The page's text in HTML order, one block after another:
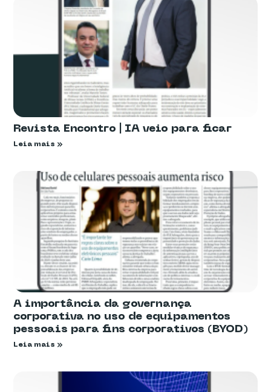
Revista Encontro | IA veio para ficar
Leia mais »
A importância da governança
corporativa no uso de equipamentos
pessoais para fins corporativos (BYOD)
Leia mais »